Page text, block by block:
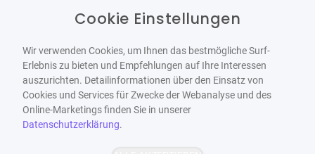
Impressum
Datenschutzbestimmungen
Widerrufsbelehrung
Cookie Einstellungen
Wir verwenden Cookies, um Ihnen das bestmögliche Surf-
Erlebnis zu bieten und Empfehlungen auf Ihre Interessen
auszurichten. Detailinformationen über den Einsatz von
Cookies und Services für Zwecke der Webanalyse und des
Online-Marketings finden Sie in unserer
Datenschutzerklärung.